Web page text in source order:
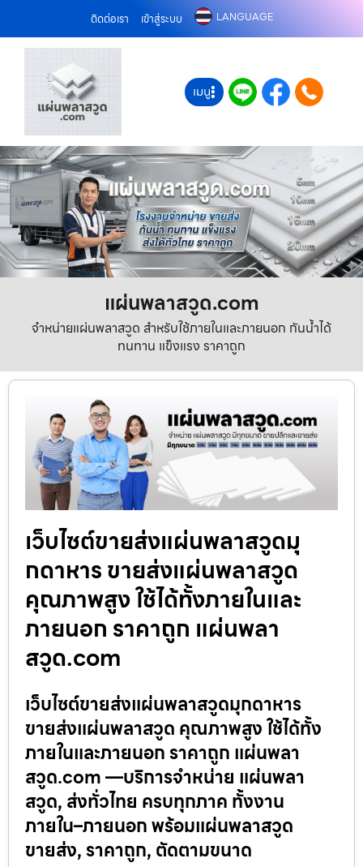
ติดต่อเรา เข้าสู่ระบบ LANGUAGE
เมนู
แผ่นพลาสวูด.com
จำหน่ายแผ่นพลาสวูด สำหรับใช้ภายในและภายนอก กันน้ำได้
ทนทาน แข็งแรง ราคาถูก
เว็บไซต์ขายส่งแผ่นพลาสวูดมุ
กดาหาร ขายส่งแผ่นพลาสวูด
คุณภาพสูง ใช้ได้ทั้งภายในและ
ภายนอก ราคาถูก แผ่นพลา
สวูด.com
เว็บไซต์ขายส่งแผ่นพลาสวูดมุกดาหาร
ขายส่งแผ่นพลาสวูด คุณภาพสูง ใช้ได้ทั้ง
ภายในและภายนอก ราคาถูก แผ่นพลา
สวูด.com —บริการจำหน่าย แผ่นพลา
สวูด, ส่งทั่วไทย ครบทุกภาค ทั้งงาน
ภายใน–ภายนอก พร้อมแผ่นพลาสวูด
ขายส่ง, ราคาถูก, ตัดตามขนาด